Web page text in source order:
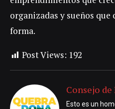
organizadas y sueños
forma.
Post Views: 192
Consejo de
Esto es un